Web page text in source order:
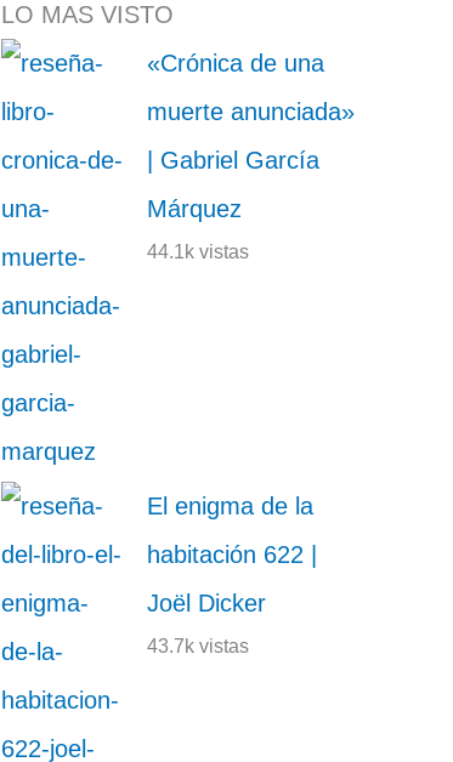
LO MAS VISTO
«Crónica de una
muerte anunciada»
| Gabriel García
Márquez
44.1k vistas
El enigma de la
habitación 622 |
Joël Dicker
43.7k vistas